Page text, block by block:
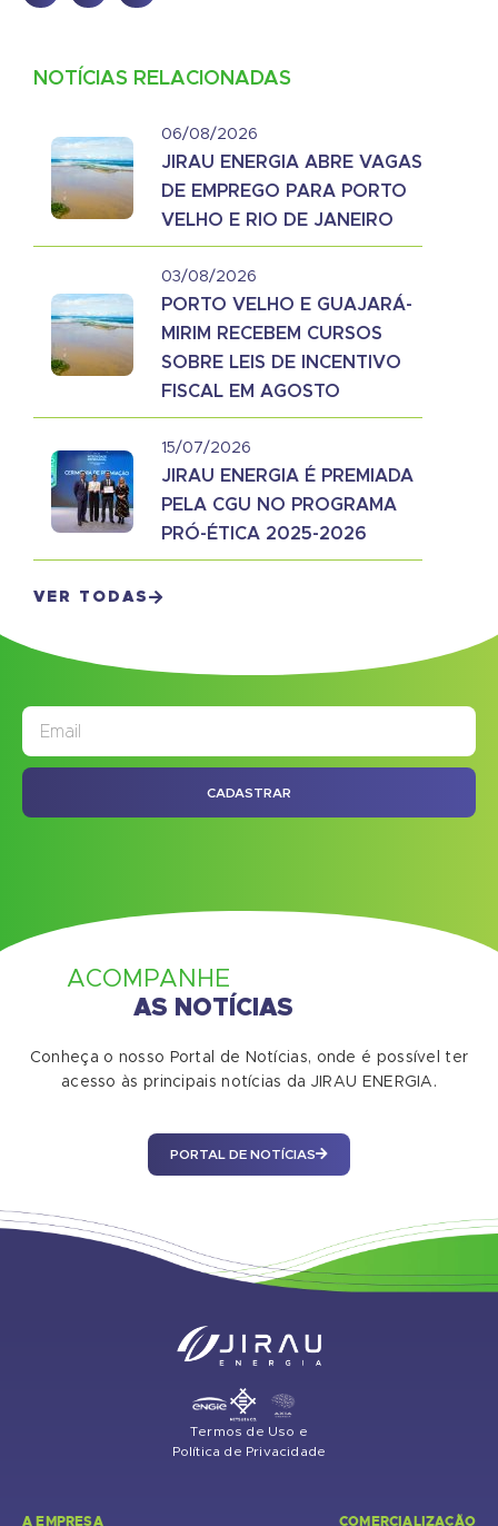
NOTÍCIAS RELACIONADAS
06/08/2026
JIRAU ENERGIA ABRE VAGAS
DE EMPREGO PARA PORTO
VELHO E RIO DE JANEIRO
03/08/2026
PORTO VELHO E GUAJARÁ-
MIRIM RECEBEM CURSOS
SOBRE LEIS DE INCENTIVO
FISCAL EM AGOSTO
15/07/2026
JIRAU ENERGIA É PREMIADA
PELA CGU NO PROGRAMA
PRÓ-ÉTICA 2025-2026
VER TODAS
CADASTRAR
ACOMPANHE
AS NOTÍCIAS
Conheça o nosso Portal de Notícias, onde é possível ter
acesso às principais notícias da JIRAU ENERGIA.
PORTAL DE NOTÍCIAS
Termos de Uso e
Política de Privacidade
A EMPRESA COMERCIALIZAÇÃO